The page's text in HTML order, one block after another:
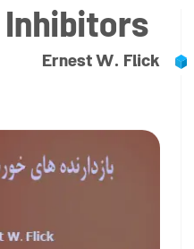
Corrosion Inhibitors
Ernest W. Flick